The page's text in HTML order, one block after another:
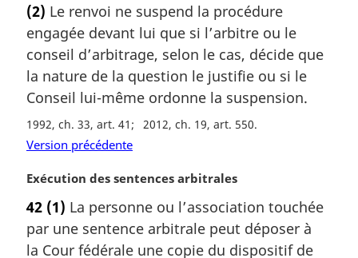
:t
e
m
a
g
i
n
l
:
(2) Le renvoi ne suspend la procédure
engagée devant lui que si l’arbitre ou le
conseil d’arbitrage, selon le cas, décide que
la nature de la question le justifie ou si le
Conseil lui-même ordonne la suspension.
1992, ch. 33, art. 41 2012, ch. 19, art. 550
Version précédente
N
t
e
m
Exécution des sentences arbitrales
42 (1) La personne ou l’association touchée
par une sentence arbitrale peut déposer à
la Cour fédérale une copie du dispositif de